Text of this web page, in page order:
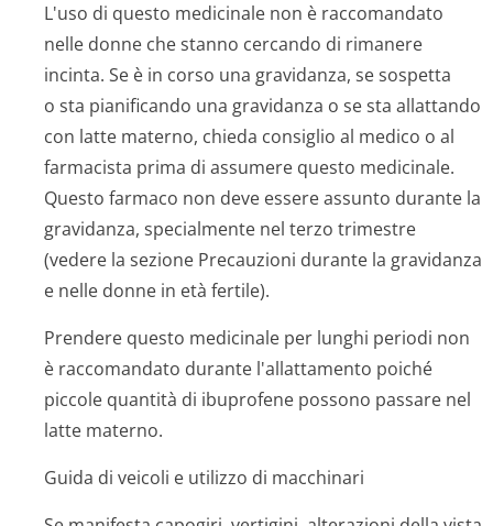
L'uso di questo medicinale non è raccomandato
nelle donne che stanno cercando di rimanere
incinta. Se è in corso una gravidanza, se sospetta
o sta pianificando una gravidanza o se sta allattando
con latte materno, chieda consiglio al medico o al
farmacista prima di assumere questo medicinale.
Questo farmaco non deve essere assunto durante la
gravidanza, specialmente nel terzo trimestre
(vedere la sezione Precauzioni durante la gravidanza
e nelle donne in età fertile).
Prendere questo medicinale per lunghi periodi non
è raccomandato durante l'allattamento poiché
piccole quantità di ibuprofene possono passare nel
latte materno.
Guida di veicoli e utilizzo di macchinari